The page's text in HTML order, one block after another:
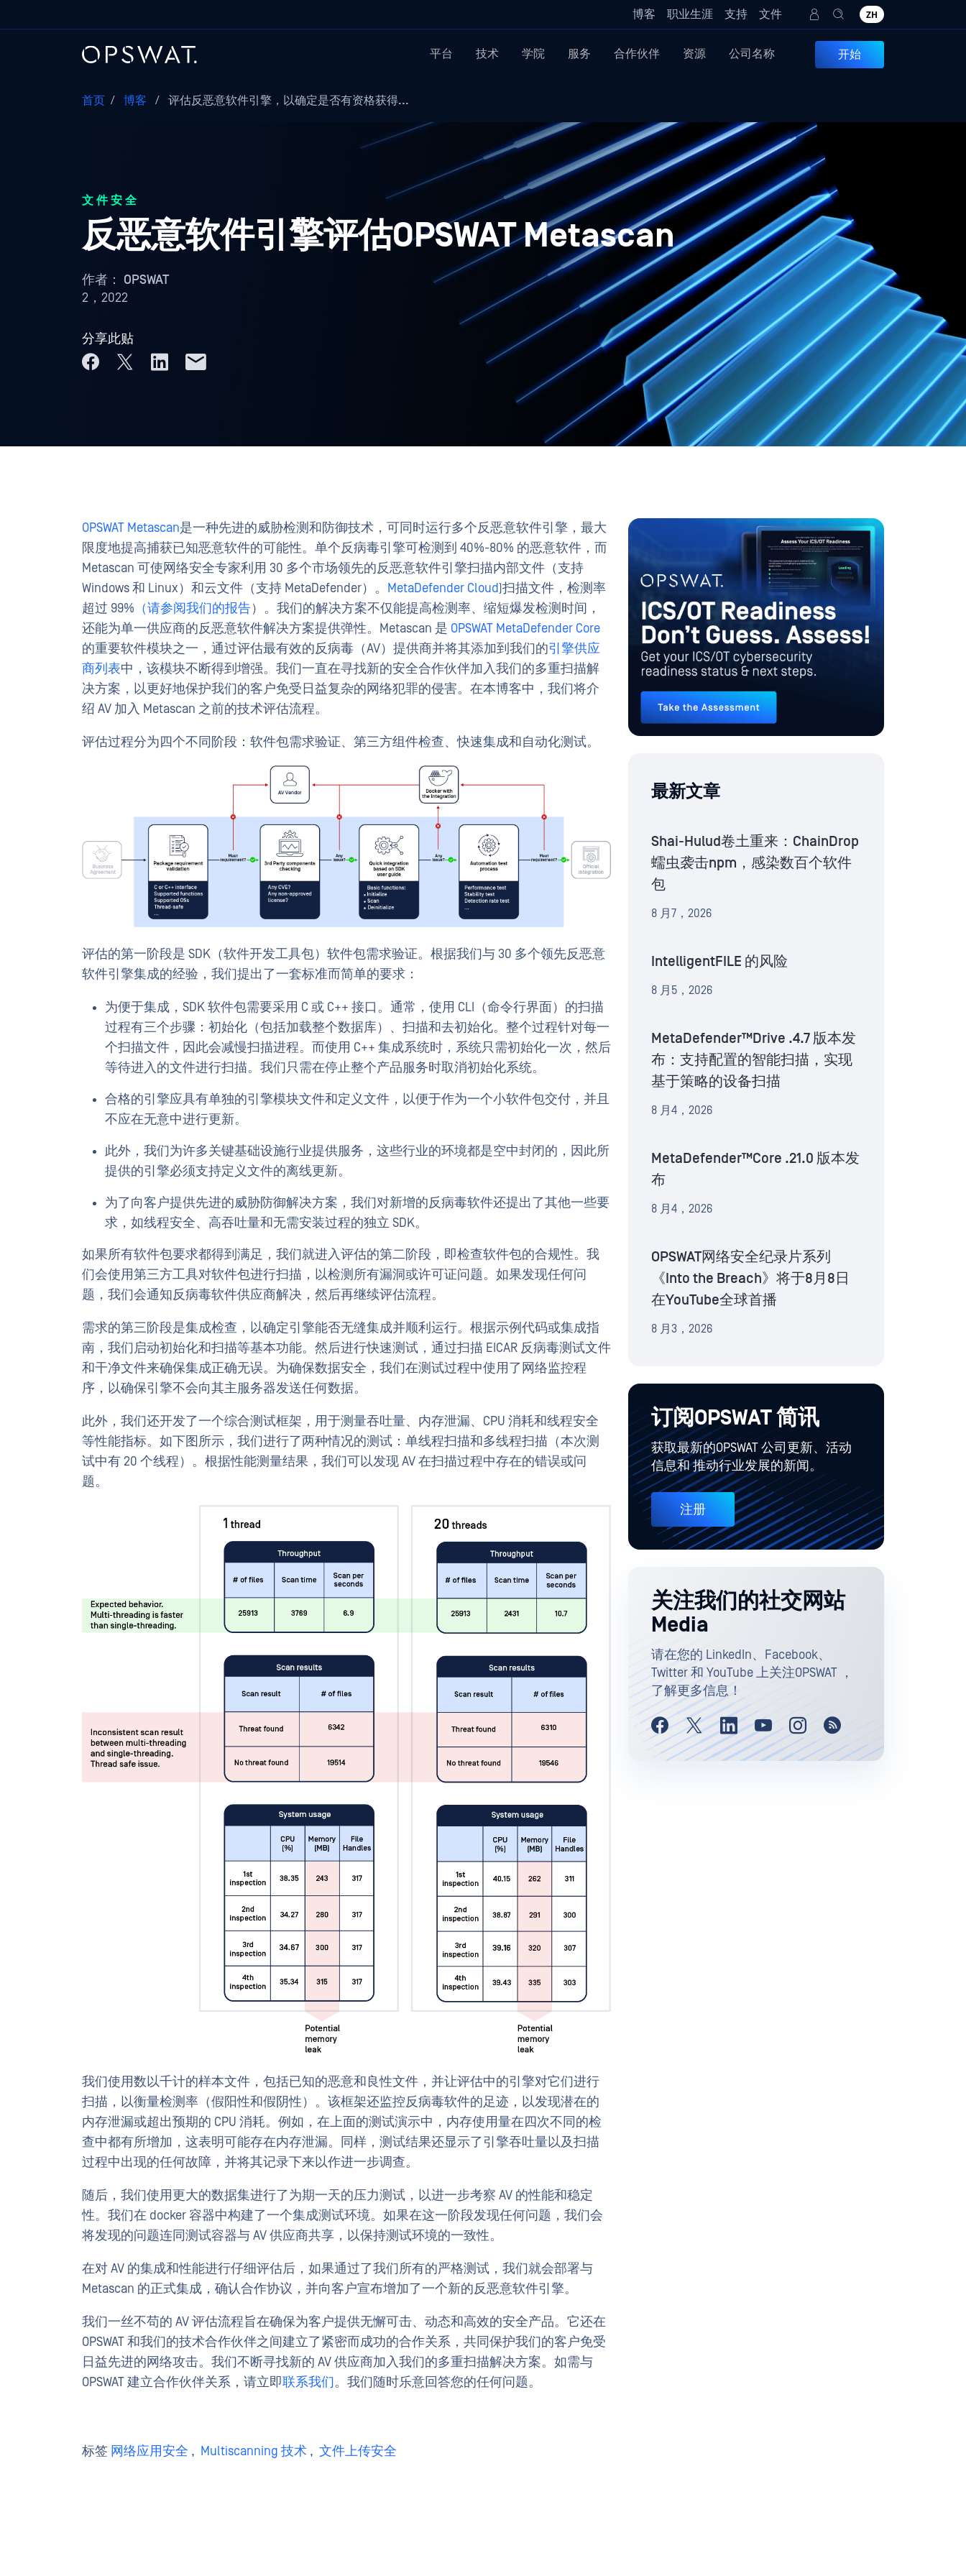
博客 职业生涯 支持 文件 ZH
平台 技术 学院 服务 合作伙伴 资源 公司名称 开始
首页 / 博客 / 评估反恶意软件引擎，以确定是否有资格获得...
文件安全
反恶意软件引擎评估OPSWAT Metascan
作者： OPSWAT
2，2022
分享此贴
OPSWAT Metascan是一种先进的威胁检测和防御技术，可同时运行多个反恶意软件引擎，最大
限度地提高捕获已知恶意软件的可能性。单个反病毒引擎可检测到 40%-80% 的恶意软件，而
Metascan 可使网络安全专家利用 30 多个市场领先的反恶意软件引擎扫描内部文件（支持
Windows 和 Linux）和云文件（支持 MetaDefender）。 MetaDefender Cloud)扫描文件，检测率
超过 99% （请参阅我们的报告）。我们的解决方案不仅能提高检测率、缩短爆发检测时间，
还能为单一供应商的反恶意软件解决方案提供弹性。Metascan 是 OPSWAT MetaDefender Core
的重要软件模块之一，通过评估最有效的反病毒（AV）提供商并将其添加到我们的引擎供应
商列表中，该模块不断得到增强。我们一直在寻找新的安全合作伙伴加入我们的多重扫描解
决方案，以更好地保护我们的客户免受日益复杂的网络犯罪的侵害。在本博客中，我们将介
绍 AV 加入 Metascan 之前的技术评估流程。
评估过程分为四个不同阶段：软件包需求验证、第三方组件检查、快速集成和自动化测试。
评估的第一阶段是 SDK（软件开发工具包）软件包需求验证。根据我们与 30 多个领先反恶意
软件引擎集成的经验，我们提出了一套标准而简单的要求：
为便于集成，SDK 软件包需要采用 C 或 C++ 接口。通常，使用 CLI（命令行界面）的扫描
过程有三个步骤：初始化（包括加载整个数据库）、扫描和去初始化。整个过程针对每一
个扫描文件，因此会减慢扫描进程。而使用 C++ 集成系统时，系统只需初始化一次，然后
等待进入的文件进行扫描。我们只需在停止整个产品服务时取消初始化系统。
合格的引擎应具有单独的引擎模块文件和定义文件，以便于作为一个小软件包交付，并且
不应在无意中进行更新。
此外，我们为许多关键基础设施行业提供服务，这些行业的环境都是空中封闭的，因此所
提供的引擎必须支持定义文件的离线更新。
为了向客户提供先进的威胁防御解决方案，我们对新增的反病毒软件还提出了其他一些要
求，如线程安全、高吞吐量和无需安装过程的独立 SDK。
如果所有软件包要求都得到满足，我们就进入评估的第二阶段，即检查软件包的合规性。我
们会使用第三方工具对软件包进行扫描，以检测所有漏洞或许可证问题。如果发现任何问
题，我们会通知反病毒软件供应商解决，然后再继续评估流程。
需求的第三阶段是集成检查，以确定引擎能否无缝集成并顺利运行。根据示例代码或集成指
南，我们启动初始化和扫描等基本功能。然后进行快速测试，通过扫描 EICAR 反病毒测试文件
和干净文件来确保集成正确无误。为确保数据安全，我们在测试过程中使用了网络监控程
序，以确保引擎不会向其主服务器发送任何数据。
此外，我们还开发了一个综合测试框架，用于测量吞吐量、内存泄漏、CPU 消耗和线程安全
等性能指标。如下图所示，我们进行了两种情况的测试：单线程扫描和多线程扫描（本次测
试中有 20 个线程）。根据性能测量结果，我们可以发现 AV 在扫描过程中存在的错误或问
题。
我们使用数以千计的样本文件，包括已知的恶意和良性文件，并让评估中的引擎对它们进行
扫描，以衡量检测率（假阳性和假阴性）。该框架还监控反病毒软件的足迹，以发现潜在的
内存泄漏或超出预期的 CPU 消耗。例如，在上面的测试演示中，内存使用量在四次不同的检
查中都有所增加，这表明可能存在内存泄漏。同样，测试结果还显示了引擎吞吐量以及扫描
过程中出现的任何故障，并将其记录下来以作进一步调查。
随后，我们使用更大的数据集进行了为期一天的压力测试，以进一步考察 AV 的性能和稳定
性。我们在 docker 容器中构建了一个集成测试环境。如果在这一阶段发现任何问题，我们会
将发现的问题连同测试容器与 AV 供应商共享，以保持测试环境的一致性。
在对 AV 的集成和性能进行仔细评估后，如果通过了我们所有的严格测试，我们就会部署与
Metascan 的正式集成，确认合作协议，并向客户宣布增加了一个新的反恶意软件引擎。
我们一丝不苟的 AV 评估流程旨在确保为客户提供无懈可击、动态和高效的安全产品。它还在
OPSWAT 和我们的技术合作伙伴之间建立了紧密而成功的合作关系，共同保护我们的客户免受
日益先进的网络攻击。我们不断寻找新的 AV 供应商加入我们的多重扫描解决方案。如需与
OPSWAT 建立合作伙伴关系，请立即联系我们。我们随时乐意回答您的任何问题。
标签 网络应用安全 , Multiscanning 技术 , 文件上传安全
最新文章
Shai-Hulud卷土重来：ChainDrop
蠕虫袭击npm，感染数百个软件
包
8 月7，2026
IntelligentFILE 的风险
8 月5，2026
MetaDefender™Drive .4.7 版本发
布：支持配置的智能扫描，实现
基于策略的设备扫描
8 月4，2026
MetaDefender™Core .21.0 版本发
布
8 月4，2026
OPSWAT网络安全纪录片系列
《Into the Breach》将于8月8日
在YouTube全球首播
8 月3，2026
订阅OPSWAT 简讯
获取最新的OPSWAT 公司更新、活动
信息和 推动行业发展的新闻。
注册
关注我们的社交网站
Media
请在您的 LinkedIn、Facebook、
Twitter 和 YouTube 上关注OPSWAT ，
了解更多信息！